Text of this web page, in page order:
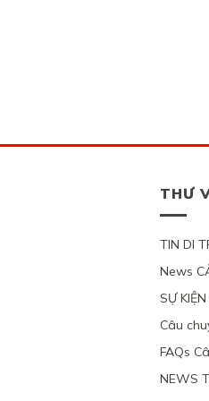
THƯ
TIN DI
News
SỰ
Câu
FAQs
NEWS